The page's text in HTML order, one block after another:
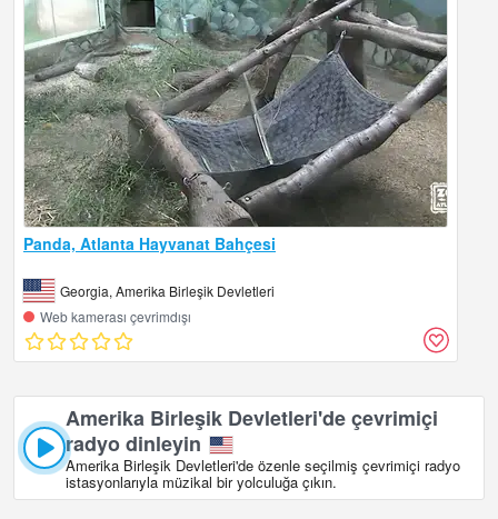
Panda, Atlanta Hayvanat Bahçesi
Georgia, Amerika Birleşik Devletleri
Web kamerası çevrimdışı
Amerika Birleşik Devletleri'de çevrimiçi
radyo dinleyin
Amerika Birleşik Devletleri'de özenle seçilmiş çevrimiçi radyo
istasyonlarıyla müzikal bir yolculuğa çıkın.